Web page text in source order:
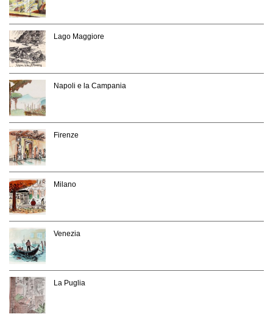
Lago Maggiore
Napoli e la Campania
Firenze
Milano
Venezia
La Puglia